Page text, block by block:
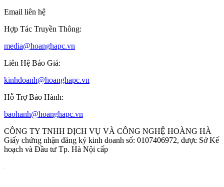
Email liên hệ
Hợp Tác Truyền Thông:
media@hoanghapc.vn
Liên Hệ Báo Giá:
kinhdoanh@hoanghapc.vn
Hỗ Trợ Bảo Hành:
baohanh@hoanghapc.vn
CÔNG TY TNHH DỊCH VỤ VÀ CÔNG NGHỆ HOÀNG HÀ
Giấy chứng nhận đăng ký kinh doanh số: 0107406972, được Sở Kế
hoạch và Đầu tư Tp. Hà Nội cấp